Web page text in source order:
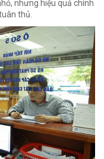
nhưng hiệu quả chính
thủ.